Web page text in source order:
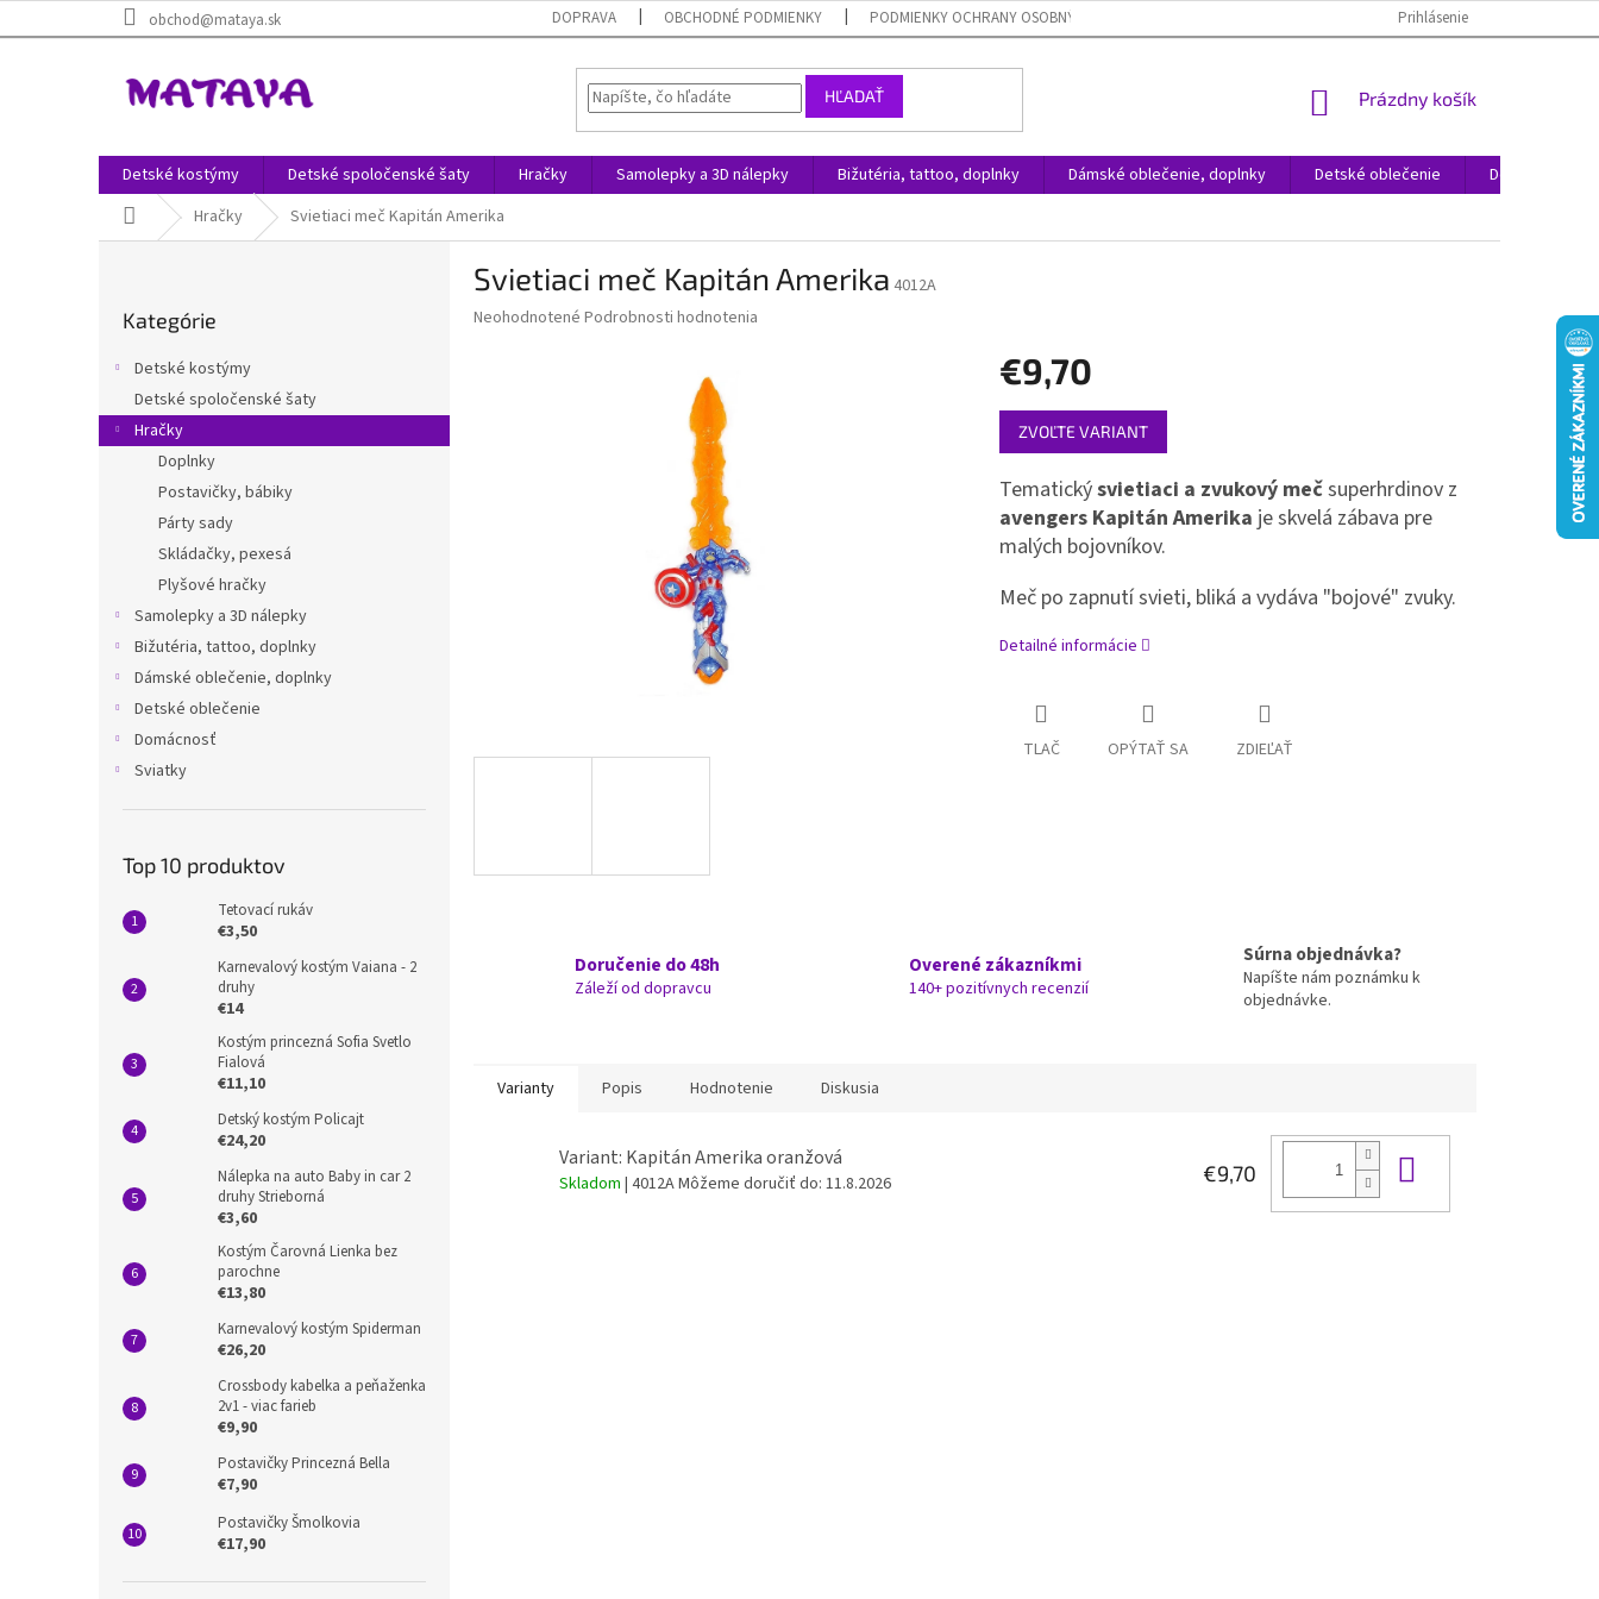
na
obchod@mataya.sk DOPRAVA OBCHODNÉ PODMIENKY PODMIENKY OCHRANY OSOBNÝCH ÚDAJOV VRÁTENIE TOVARU
Prihlásenie
HĽADAŤ
NÁKUPNÝ
Prázdny košík
Detské kostýmy Detské spoločenské šaty Hračky Samolepky a 3D nálepky Bižutéria, tattoo, doplnky Dámské oblečenie, doplnky Detské oblečenie
Domácnosť
DomovHračky Svietiaci meč Kapitán Amerika
a
kategórie
Kategórie
Detské kostýmy
Detské spoločenské šaty
Hračky
Doplnky
Postavičky, bábiky
Párty sady
Skládačky, pexesá
Plyšové hračky
Samolepky a 3D nálepky
Bižutéria, tattoo, doplnky
Dámské oblečenie, doplnky
Detské oblečenie
Domácnosť
Sviatky
Top 10 produktov
Tetovací rukáv
€3,50
Karnevalový kostým Vaiana - 2
druhy
€14
Kostým princezná Sofia Svetlo
Fialová
€11,10
Detský kostým Policajt
€24,20
Nálepka na auto Baby in car 2
druhy Strieborná
€3,60
Kostým Čarovná Lienka bez
parochne
€13,80
Karnevalový kostým Spiderman
€26,20
Crossbody kabelka a peňaženka
2v1 - viac farieb
€9,90
Postavičky Princezná Bella
€7,90
Postavičky Šmolkovia
€17,90
Svietiaci meč Kapitán Amerika 4012A
Priemerné
Neohodnotené Podrobnosti hodnotenia
€9,70
Jednotková
cena:
ZVOĽTE VARIANT
Tematickýsvietiaci a zvukový mečsuperhrdinov z
avengers Kapitán Amerika je skvelá zábava pre
malých bojovníkov.
Meč po zapnutí svieti, bliká a vydáva "bojové" zvuky.
Detailné informácie
TLAČ OPÝTAŤ SA ZDIEĽAŤ
Doručenie do 48h
Záleží od dopravcu
Overené zákazníkmi
140+ pozitívnych recenzií
Súrna objednávka?
Napíšte nám poznámku k
objednávke.
Varianty Popis Hodnotenie Diskusia
Variant: Kapitán Amerika oranžová
Skladom | 4012AMôžeme doručiť do: 11.8.2026 €9,70